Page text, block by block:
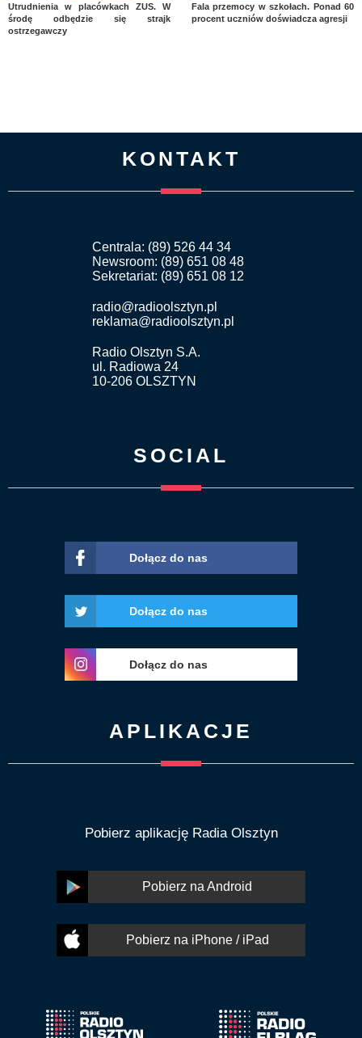
Utrudnienia w placówkach ZUS. W
środę odbędzie się strajk
ostrzegawczy
Fala przemocy w szkołach. Ponad 60
procent uczniów doświadcza agresji
KONTAKT
Centrala: (89) 526 44 34
Newsroom: (89) 651 08 48
Sekretariat: (89) 651 08 12
radio@radioolsztyn.pl
reklama@radioolsztyn.pl
Radio Olsztyn S.A.
ul. Radiowa 24
10-206 OLSZTYN
SOCIAL
Dołącz do nas
Dołącz do nas
Dołącz do nas
APLIKACJE
Pobierz aplikację Radia Olsztyn
Pobierz na Android
Pobierz na iPhone / iPad